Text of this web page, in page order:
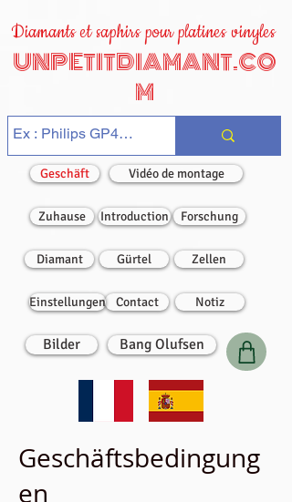
Diamants et saphirs pour platines vinyles
UNPETITDIAMANT.CO
M
Geschäft Vidéo de montage
Zuhause Introduction Forschung
Diamant Gürtel Zellen
Einstellungen Contact Notiz
Bilder Bang Olufsen
Geschäftsbedingung
en